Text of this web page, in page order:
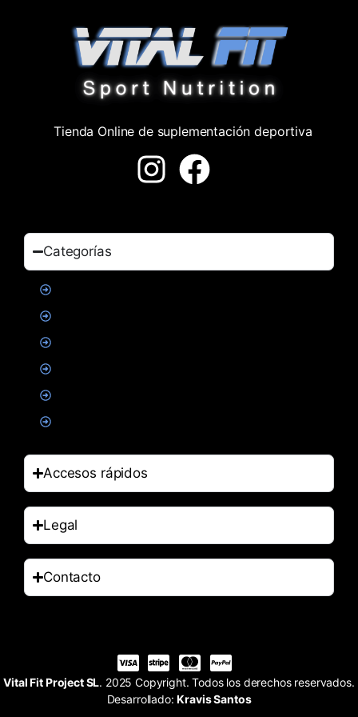
Tienda Online de suplementación deportiva
Categorías
Accesos rápidos
Legal
Contacto
Vital Fit Project SL. 2025 Copyright. Todos los derechos reservados.
Desarrollado:Kravis Santos